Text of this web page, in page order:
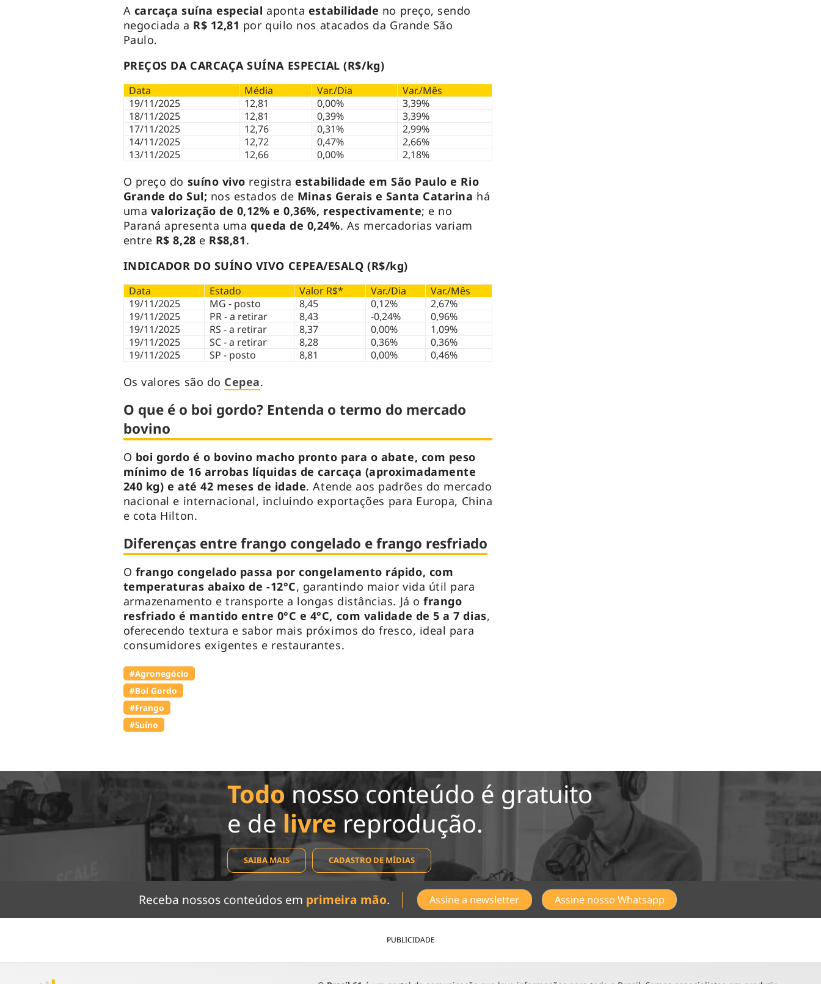
A carcaça suína especialaponta estabilidade no preço, sendo
negociada a R$ 12,81 por quilo nos atacados da Grande São
Paulo.
PREÇOS DA CARCAÇA SUÍNA ESPECIAL (R$/kg)
Data Média Var./Dia
Var./Mês
19/11/2025
12,81 0,00%
3,39%
18/11/2025
12,81 0,39%
3,39%
17/11/2025
12,76 0,31%
2,99%
14/11/2025
12,72 0,47%
2,66%
13/11/2025
12,66 0,00% 2,18%
O preço do suíno vivo registraestabilidade em São Paulo e Rio
Grande do Sul; nos estados de Minas Gerais e Santa Catarina há
uma valorização de 0,12% e 0,36%, respectivamente; e no
Paraná apresenta uma queda de 0,24%. As mercadorias variam
entre R$ 8,28 e R$8,81.
INDICADOR DO SUÍNO VIVO CEPEA/ESALQ (R$/kg)
Data Estado Valor R$* Var./Dia
Var./Mês
19/11/2025
MG - posto 8,45 0,12%
2,67%
19/11/2025
PR - a retirar 8,43 -0,24%
0,96%
19/11/2025
RS - a retirar 8,37 0,00%
1,09%
19/11/2025
SC - a retirar 8,28 0,36%
0,36%
19/11/2025
SP - posto 8,81 0,00% 0,46%
Os valores são do Cepea.
O que é o boi gordo? Entenda o termo do mercado
bovino
O boi gordo é o bovino macho pronto para o abate, com peso
mínimo de 16 arrobas líquidas de carcaça (aproximadamente
240 kg) e até 42 meses de idade. Atende aos padrões do mercado
nacional e internacional, incluindo exportações para Europa, China
e cota Hilton.
Diferenças entre frango congelado e frango resfriado
O frango congelado passa por congelamento rápido, com
temperaturas abaixo de -12°C, garantindo maior vida útil para
armazenamento e transporte a longas distâncias. Já o frango
resfriado é mantido entre 0°C e 4°C, com validade de 5 a 7 dias,
oferecendo textura e sabor mais próximos do fresco, ideal para
consumidores exigentes e restaurantes.
#Agronegócio
#Boi Gordo
#Frango
#Suíno
Todonosso conteúdo é gratuito
e de livre reprodução.
SAIBA MAIS CADASTRO DE MÍDIAS
Receba nossos conteúdos em primeira mão. Assine a newsletter Assine nosso Whatsapp
PUBLICIDADE